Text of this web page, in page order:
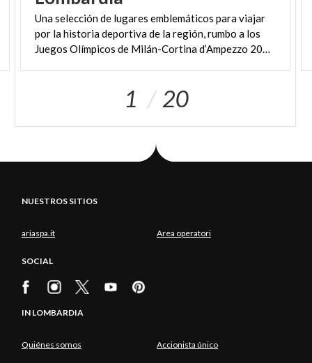
Una selección de lugares emblemáticos para viajar
por la historia deportiva de la región, rumbo a los
Juegos Olímpicos de Milán-Cortina d’Ampezzo 2026.
1 20
NUESTROS SITIOS
ariaspa.it Area operatori
SOCIAL
IN LOMBARDIA
Quiénes somos Accionista único